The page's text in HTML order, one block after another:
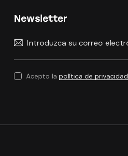
Newsletter
Acepto lapolítica de privacidad